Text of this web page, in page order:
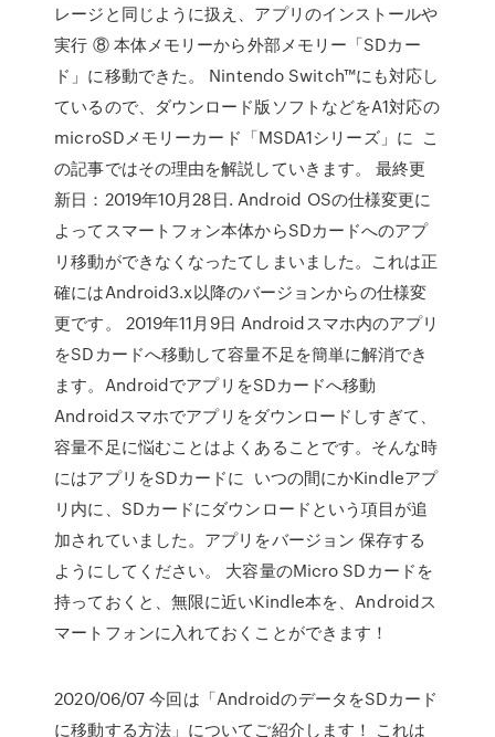
レージと同じように扱え、アプリのインストールや
実行 ⑧ 本体メモリーから外部メモリー「SDカー
ド」に移動できた。 Nintendo Switch™にも対応し
ているので、ダウンロード版ソフトなどをA1対応の
microSDメモリーカード「MSDA1シリーズ」に こ
の記事ではその理由を解説していきます。 最終更
新日：2019年10月28日. Android OSの仕様変更に
よってスマートフォン本体からSDカードへのアプ
リ移動ができなくなったてしまいました。これは正
確にはAndroid3.x以降のバージョンからの仕様変
更です。 2019年11月9日 Androidスマホ内のアプリ
をSDカードへ移動して容量不足を簡単に解消でき
ます。AndroidでアプリをSDカードへ移動
Androidスマホでアプリをダウンロードしすぎて、
容量不足に悩むことはよくあることです。そんな時
にはアプリをSDカードに いつの間にかKindleアプ
リ内に、SDカードにダウンロードという項目が追
加されていました。アプリをバージョン 保存する
ようにしてください。 大容量のMicro SDカードを
持っておくと、無限に近いKindle本を、Androidス
マートフォンに入れておくことができます！
2020/06/07 今回は「AndroidのデータをSDカード
に移動する方法」についてご紹介します！ これは